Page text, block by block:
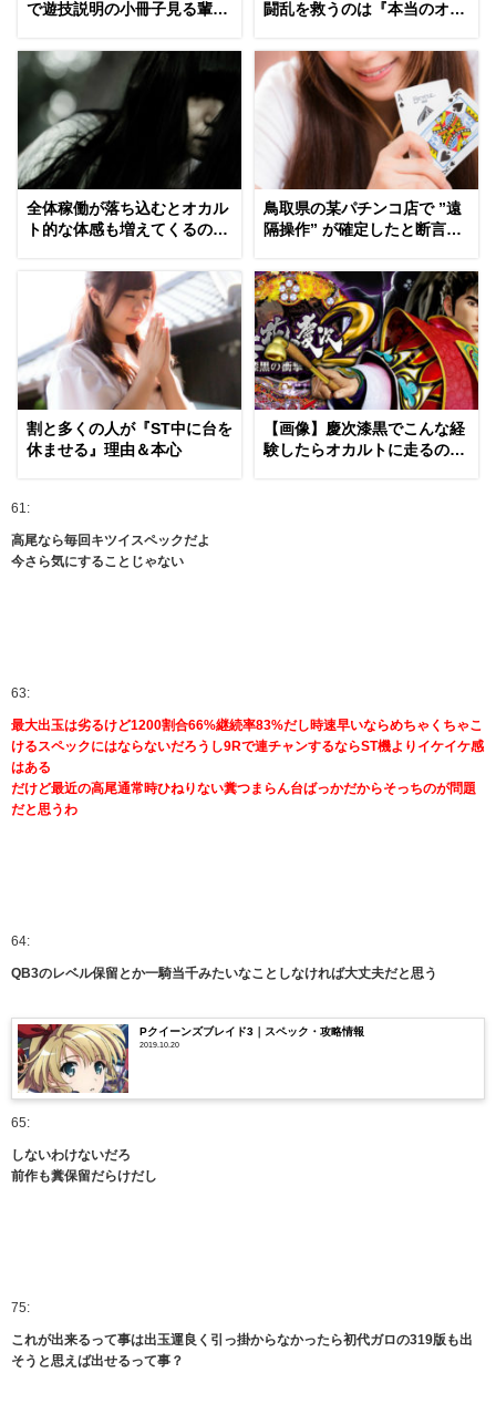
で遊技説明の小冊子見る輩ｗ
闘乱を救うのは『本当のオカ
全体稼働が落ち込むとオカル
ト的な体感も増えてくるのか
鳥取県の某パチンコ店で ”遠
隔操作” が確定したと断言す
割と多くの人が『ST中に台を
休ませる』理由＆本心
【画像】慶次漆黒でこんな経
験したらオカルトに走るのも
61:
高尾なら毎回キツイスペックだよ
今さら気にすることじゃない
63:
最大出玉は劣るけど1200割合66%継続率83%だし時速早いならめちゃくちゃこ
けるスペックにはならないだろうし9Rで連チャンするならST機よりイケイケ感
はある
だけど最近の高尾通常時ひねりない糞つまらん台ばっかだからそっちのが問題
だと思うわ
64:
QB3のレベル保留とか一騎当千みたいなことしなければ大丈夫だと思う
Pクイーンズブレイド3｜スペック・攻略情報
2019.10.20
65:
しないわけないだろ
前作も糞保留だらけだし
75:
これが出来るって事は出玉運良く引っ掛からなかったら初代ガロの319版も出
そうと思えば出せるって事？